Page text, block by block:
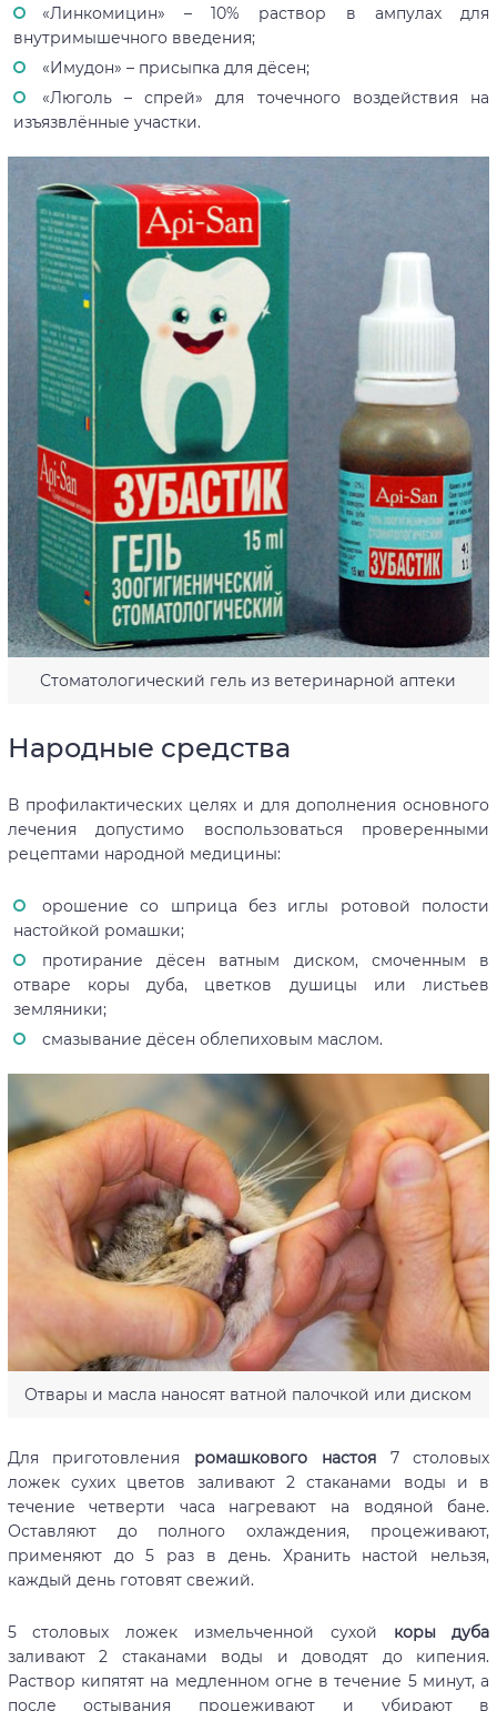
«Линкомицин» – 10% раствор в ампулах для
внутримышечного введения;
«Имудон» – присыпка для дёсен;
«Люголь – спрей» для точечного воздействия на
изъязвлённые участки.
Стоматологический гель из ветеринарной аптеки
Народные средства
В профилактических целях и для дополнения основного
лечения допустимо воспользоваться проверенными
рецептами народной медицины:
орошение со шприца без иглы ротовой полости
настойкой ромашки;
протирание дёсен ватным диском, смоченным в
отваре коры дуба, цветков душицы или листьев
земляники;
смазывание дёсен облепиховым маслом.
Отвары и масла наносят ватной палочкой или диском
Для приготовления ромашкового настоя7 столовых
ложек сухих цветов заливают 2 стаканами воды и в
течение четверти часа нагревают на водяной бане.
Оставляют до полного охлаждения, процеживают,
применяют до 5 раз в день. Хранить настой нельзя,
каждый день готовят свежий.
5 столовых ложек измельченной сухой коры дуба
заливают 2 стаканами воды и доводят до кипения.
Раствор кипятят на медленном огне в течение 5 минут, а
после остывания процеживают и убирают в